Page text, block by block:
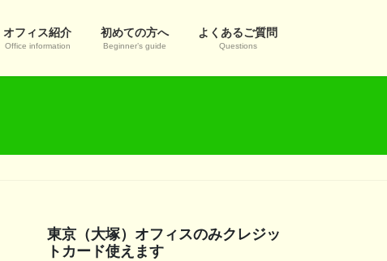
オフィス紹介
Office information
初めての方へ
Beginner’s guide
よくあるご質問
Questions
東京（大塚）オフィスのみクレジッ
トカード使えます